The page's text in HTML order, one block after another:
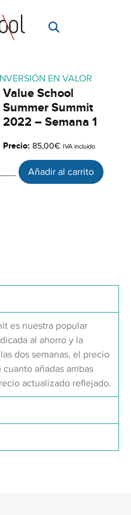
EN VALOR
Value School
Summer Summit
2022 – Semana 1
Precio: 85,00€ IVA incluido
Añadir al carrito
es nuestra popular
al ahorro y la
dos semanas, el precio
añadas ambas
actualizado reflejado.